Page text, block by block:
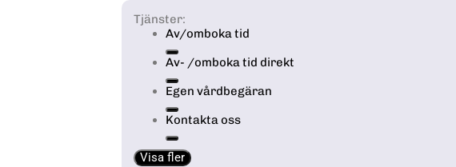
Tjänster:
Av/omboka tid
Av- /omboka tid direkt
Egen vårdbegäran
Kontakta oss
Visa fler